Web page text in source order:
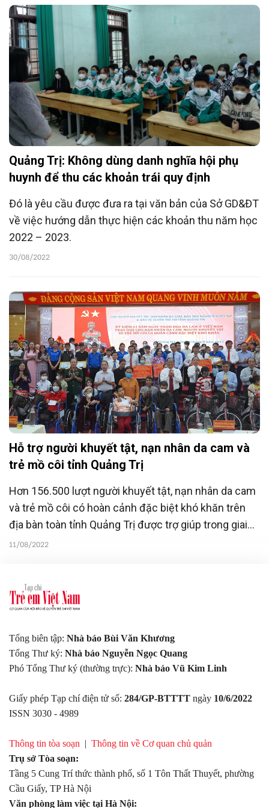
Quảng Trị: Không dùng danh nghĩa hội phụ
huynh để thu các khoản trái quy định
Đó là yêu cầu được đưa ra tại văn bản của Sở GD&ĐT
về việc hướng dẫn thực hiện các khoản thu năm học
2022 – 2023.
30/08/2022
Hỗ trợ người khuyết tật, nạn nhân da cam và
trẻ mồ côi tỉnh Quảng Trị
Hơn 156.500 lượt người khuyết tật, nạn nhân da cam
và trẻ mồ côi có hoàn cảnh đặc biệt khó khăn trên
địa bàn toàn tỉnh Quảng Trị được trợ giúp trong giai
đoạn 2017-2022.
11/08/2022
Tổng biên tập: Nhà báo Bùi Văn Khương
Tổng Thư ký: Nhà báo Nguyễn Ngọc Quang
Phó Tổng Thư ký (thường trực): Nhà báo Vũ Kim Linh
Giấy phép Tạp chí điện tử số: 284/GP-BTTTT ngày 10/6/2022
ISSN 3030 - 4989
Thông tin tòa soạn | Thông tin về Cơ quan chủ quản
Trụ sở Tòa soạn:
Tầng 5 Cung Trí thức thành phố, số 1 Tôn Thất Thuyết, phường
Cầu Giấy, TP Hà Nội
Văn phòng làm việc tại Hà Nội: